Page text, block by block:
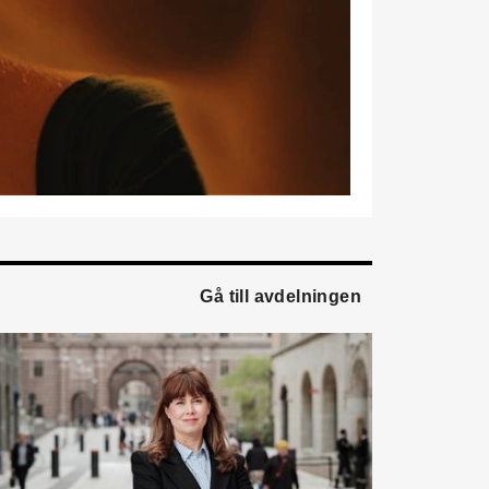
vvs-ingenjör på WSP i
Karlskrona. Han kommer
från EMG
Energimontagegruppen där
han var regionchef
Blekinge/Småland/Öst.
Uppsala där han tidigare
var projektchef. Han
efterträder grundaren Mats
Thorszelius, som stannar
kvar inom
Airteamkoncernen i en
rådgivande roll.
Gå till avdelningen